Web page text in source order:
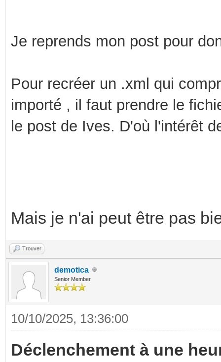
Je reprends mon post pour
Pour recréer un .xml qui
importé , il faut prendre le
le post de Ives. D'où l'intérêt
Mais je n'ai peut être pas
Trouver
demotica
Senior Member
10/10/2025, 13:36:00
Déclenchement à une